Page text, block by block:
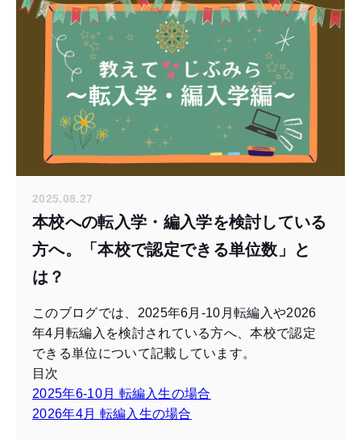
2025.08.27
本校への転入学・編入学を検討している
方へ。「本校で認定できる単位数」と
は？
このブログでは、2025年6月-10月転編入や2026
年4月転編入を検討されている方へ、本校で認定
できる単位について記載しています。
目次
2025年6-10月 転編入生の場合
2026年4月 転編入生の場合